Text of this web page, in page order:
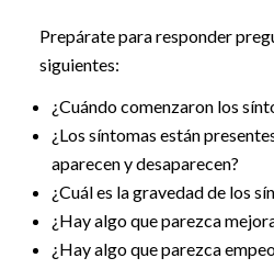
Prepárate para responder
siguientes:
¿Cuándo comenzaron los
¿Los síntomas están
aparecen y desaparecen?
¿Cuál es la gravedad de los
¿Hay algo que parezca
¿Hay algo que parezca